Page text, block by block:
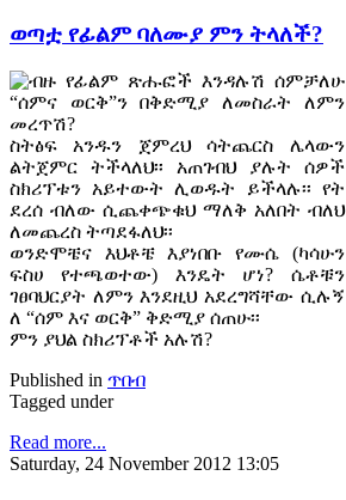
ወጣቷ የፊልም ባለሙያ ምን ትላለች?
ብዙ የፊልም ጽሑፎች እንዳሉሽ ሰምቻለሁ
“ሰምና ወርቅ”ን በቅድሚያ ለመስራት ለምን
መረጥሽ?
ስትፅፍ አንዱን ጀምረህ ሳትጨርስ ሌላውን
ልትጀምር ትችላለህ፡፡ አጠገብህ ያሉት ሰዎች
ስክሪፕቱን አይተውት ሊወዱት ይችላሉ፡፡ የት
ደረሰ ብለው ሲጨቀጭቁህ ማለቅ አለበት ብለህ
ለመጨረስ ትጣደፋለህ፡፡
ወንድሞቼና እህቶቼ እያነበቡ የሙሴ (ካሳሁን
ፍስሀ የተጫወተው) እንዴት ሆነ? ሴቶቹን
ገፀባህርያት ለምን እንደዚህ አደረግሻቸው ሲሉኝ
ለ “ሰም እና ወርቅ” ቅድሚያ ሰጠሁ፡፡
ምን ያህል ስክሪፕቶች አሉሽ?
Published in ጥበብ
Tagged under
Read more...
Saturday, 24 November 2012 13:05